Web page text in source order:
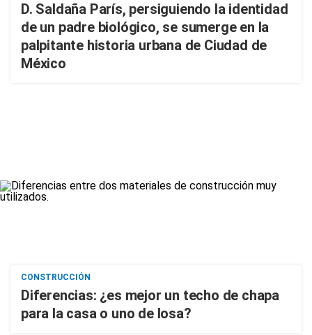
D. Saldaña París, persiguiendo la identidad
de un padre biológico, se sumerge en la
palpitante historia urbana de Ciudad de
México
CONSTRUCCIÓN
Diferencias: ¿es mejor un techo de chapa
para la casa o uno de losa?